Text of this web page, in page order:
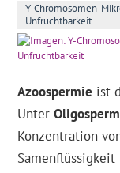
Y-Chromosomen-
Unfruchtbarkeit
Azoospermie ist
Unter
Konzentration